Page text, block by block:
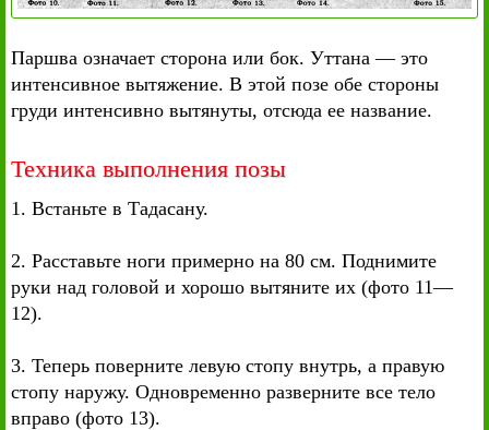
Паршва означает сторона или бок. Уттана — это
интенсивное вытяжение. В этой позе обе стороны
груди интенсивно вытянуты, отсюда ее название.
Техника выполнения позы
1. Встаньте в Тадасану.
2. Расставьте ноги примерно на 80 см. Поднимите
руки над головой и хорошо вытяните их (фото 11—
12).
3. Теперь поверните левую стопу внутрь, а правую
стопу наружу. Одновременно разверните все тело
вправо (фото 13).